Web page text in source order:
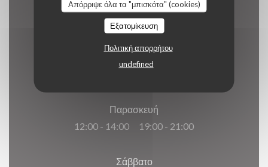
Απόρριψε όλα τα "μπισκότα" (cookies)
Εξατομίκευση
Πολιτική απορρήτου
undefined
Παρασκευή
12:00 - 14:00
19:00 - 21:00
Σάββατο